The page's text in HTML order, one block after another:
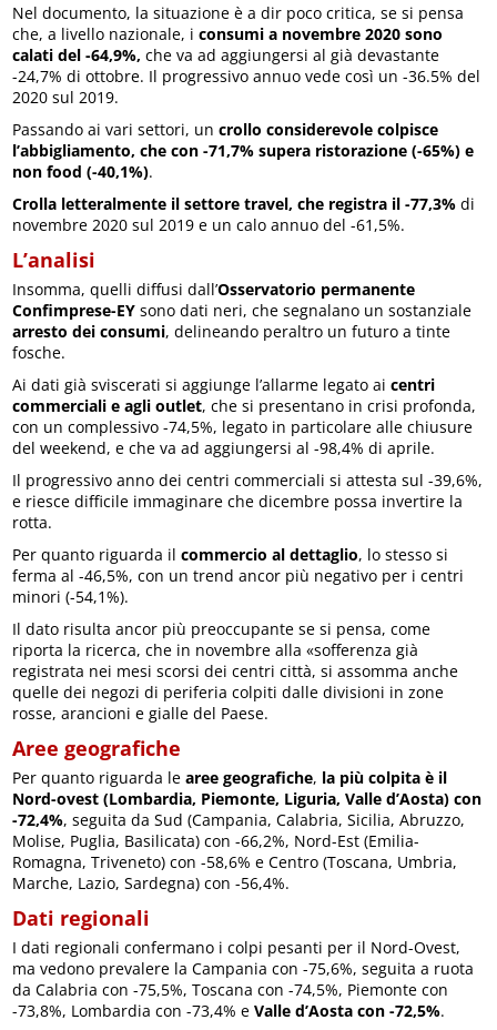
Nel documento, la situazione è a dir poco critica, se si pensa
che, a livello nazionale, iconsumi a novembre 2020 sono
calati del -64,9%, che va ad aggiungersi al già devastante
-24,7% di ottobre. Il progressivo annuo vede così un -36.5% del
2020 sul 2019.
Passando ai vari settori, uncrollo considerevole colpisce
l’abbigliamento, che con -71,7% supera ristorazione (-65%) e
non food (-40,1%).
Crolla letteralmente il settore travel, che registra il -77,3% di
novembre 2020 sul 2019 e un calo annuo del -61,5%.
L’analisi
Insomma, quelli diffusi dall’Osservatorio permanente
Confimprese-EY sono dati neri, che segnalano un sostanziale
arresto dei consumi, delineando peraltro un futuro a tinte
fosche.
Ai dati già sviscerati si aggiunge l’allarme legato aicentri
commerciali e agli outlet, che si presentano in crisi profonda,
con un complessivo -74,5%, legato in particolare alle chiusure
del weekend, e che va ad aggiungersi al -98,4% di aprile.
Il progressivo anno dei centri commerciali si attesta sul -39,6%,
e riesce difficile immaginare che dicembre possa invertire la
rotta.
Per quanto riguarda ilcommercio al dettaglio, lo stesso si
ferma al -46,5%, con un trend ancor più negativo per i centri
minori (-54,1%).
Il dato risulta ancor più preoccupante se si pensa, come
riporta la ricerca, che in novembre alla «sofferenza già
registrata nei mesi scorsi dei centri città, si assomma anche
quelle dei negozi di periferia colpiti dalle divisioni in zone
rosse, arancioni e gialle del Paese.
Aree geografiche
Per quanto riguarda learee geografiche, la più colpita è il
Nord-ovest (Lombardia, Piemonte, Liguria, Valle d’Aosta) con
-72,4%, seguita da Sud (Campania, Calabria, Sicilia, Abruzzo,
Molise, Puglia, Basilicata) con -66,2%, Nord-Est (Emilia-
Romagna, Triveneto) con -58,6% e Centro (Toscana, Umbria,
Marche, Lazio, Sardegna) con -56,4%.
Dati regionali
I dati regionali confermano i colpi pesanti per il Nord-Ovest,
ma vedono prevalere la Campania con -75,6%, seguita a ruota
da Calabria con -75,5%, Toscana con -74,5%, Piemonte con
-73,8%, Lombardia con -73,4% eValle d’Aosta con -72,5%.